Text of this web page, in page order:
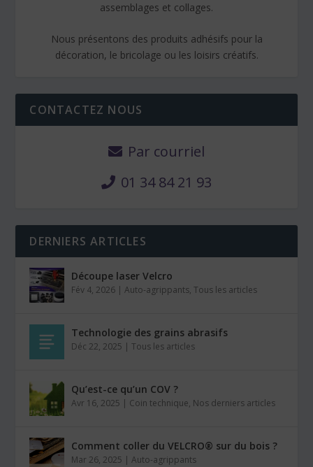
assemblages et collages.
Nous présentons des produits adhésifs pour la
décoration, le bricolage ou les loisirs créatifs.
CONTACTEZ NOUS
Par courriel
01 34 84 21 93
DERNIERS ARTICLES
Découpe laser Velcro
Fév 4, 2026 |Auto-agrippants,Tous les articles
Technologie des grains abrasifs
Déc 22, 2025 |Tous les articles
Qu’est-ce qu’un COV ?
Avr 16, 2025 | Coin technique, Nos derniers articles
Comment coller du VELCRO® sur du bois ?
Mar 26, 2025 |Auto-agrippants